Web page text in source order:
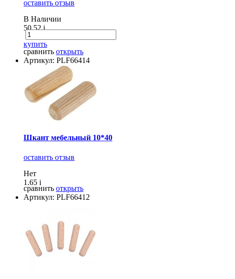
оставить отзыв
В Наличии
50.52i
купить
сравнить открыть
Артикул: PLF66414
Шкант мебельный 10*40
оставить отзыв
Нет
1.65 i
сравнить открыть
Артикул: PLF66412